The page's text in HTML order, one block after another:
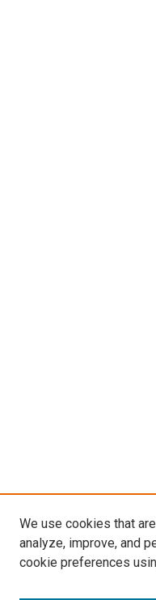
We use cookies that
analyze, improve, and
cookie preferences